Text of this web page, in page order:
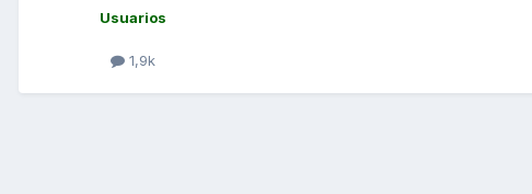
Usuarios
1,9k